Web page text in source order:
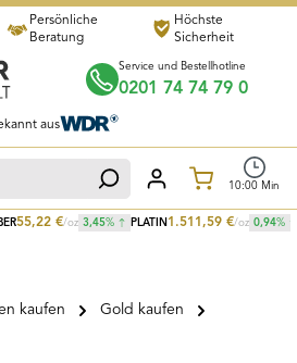
55,22 €/oz 3,45% PLATIN 1.511,59 €/oz 0,94%
Persönliche
Beratung
Höchste
Sicherheit
Service und Bestellhotline
0201 74 74 79 0
aus
10:00 Min
kaufen
Gold kaufen